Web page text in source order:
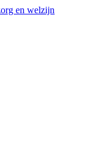
en welzijn